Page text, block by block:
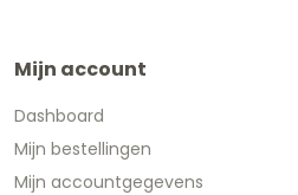
Mijn account
Dashboard
Mijn bestellingen
Mijn accountgegevens